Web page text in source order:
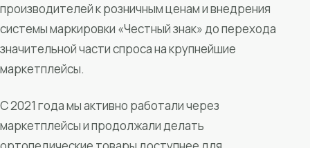
производителей к розничным ценам и внедрения
системы маркировки «Честный знак» до перехода
значительной части спроса на крупнейшие
маркетплейсы.
С 2021 года мы активно работали через
маркетплейсы и продолжали делать